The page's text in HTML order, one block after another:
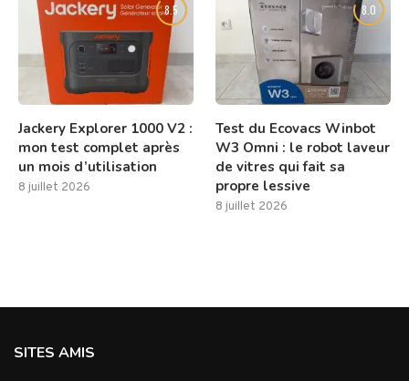
8.5
Jackery Explorer 1000 V2 :
mon test complet après
un mois d’utilisation
8 juillet 2026
8.0
Test du Ecovacs Winbot
W3 Omni : le robot laveur
de vitres qui fait sa
propre lessive
8 juillet 2026
SITES AMIS